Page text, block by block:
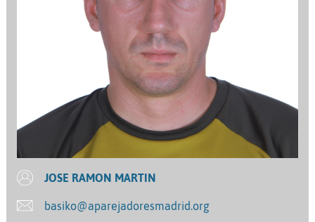
JOSE RAMON MARTIN
basiko@aparejadoresmadrid.org